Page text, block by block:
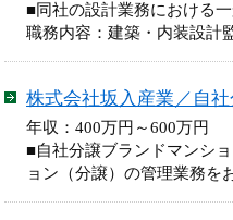
■同社の設計業務における
職務内容：建築・内装設計
株式会社坂入産業／自
年収：400万円～600万円
■自社分譲ブランドマンシ
ョン（分譲）の管理業務